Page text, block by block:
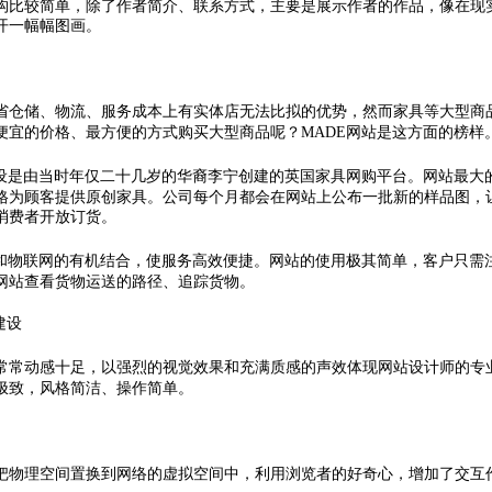
比较简单，除了作者简介、联系方式，主要是展示作者的作品，像在
幅幅图画。
仓储、物流、服务成本上有实体店无法比拟的优势，然而家具等大型
宜的价格、最方便的方式购买大型商品呢？MADE网站是这方面的榜样
是由当时年仅二十几岁的华裔李宁创建的英国家具网购平台。网站最大
为顾客提供原创家具。公司每个月都会在网站上公布一批新的样品图
者开放订货。
物联网的有机结合，使服务高效便捷。网站的使用极其简单，客户只需
查看货物运送的路径、追踪货物。
设
常动感十足，以强烈的视觉效果和充满质感的声效体现网站设计师的专
，风格简洁、操作简单。
物理空间置换到网络的虚拟空间中，利用浏览者的好奇心，增加了交互